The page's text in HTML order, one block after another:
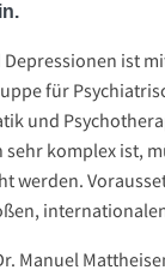
ist
für
und
komplex ist,
werden.
Manuel